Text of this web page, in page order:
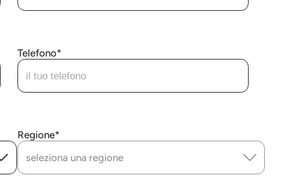
Telefono
Regione
seleziona una regione